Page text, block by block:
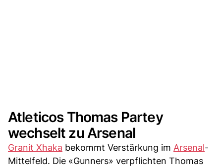
Atleticos Thomas Partey
wechselt zu Arsenal
Granit Xhaka bekommt Verstärkung im Arsenal-
Mittelfeld. Die «Gunners» verpflichten Thomas